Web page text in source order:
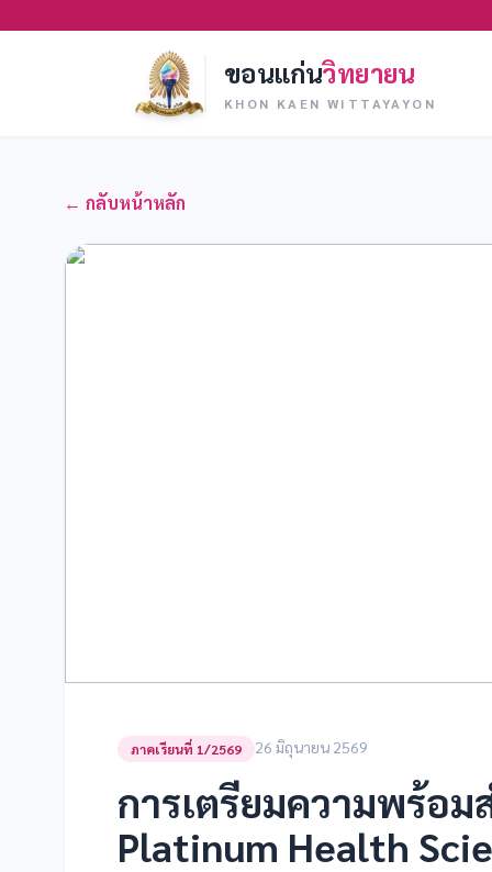
ขอนแก่นวิทยายน
KHON KAEN WITTAYAYON
← กลับหน้าหลัก
ภาคเรียนที่ 1/2569 26 มิถุนายน 2569
การเตรียมความพร้อ
Platinum Health